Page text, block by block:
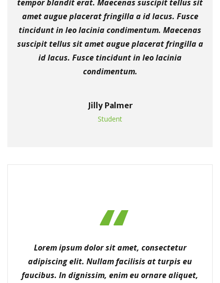
tempor blandit erat. Maecenas suscipit tellus sit
amet augue placerat fringilla a id lacus. Fusce
tincidunt in leo lacinia condimentum. Maecenas
suscipit tellus sit amet augue placerat fringilla a
id lacus. Fusce tincidunt in leo lacinia
condimentum.
Jilly Palmer
Student
Lorem ipsum dolor sit amet, consectetur
adipiscing elit. Nullam facilisis at turpis eu
faucibus. In dignissim, enim eu ornare aliquet,